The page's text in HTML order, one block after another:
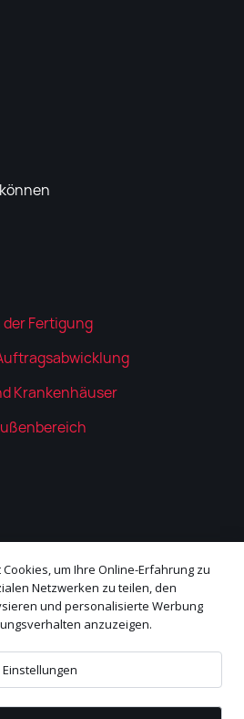
Fertigung
Krankenhäuser
Alle Rechte
um Ihre Online-Erfahrung zu
Netzwerken zu teilen, den
und personalisierte Werbung
anzuzeigen.
Einstellungen